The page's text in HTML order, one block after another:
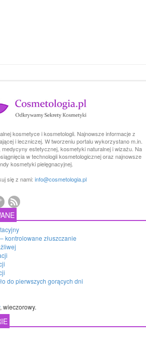
kosmetyce i kosmetologii. Najnowsze informacje z
i leczniczej. W tworzeniu portalu wykorzystano m.in.
estetycznej, kosmetyki naturalnej i wizażu. Na
w technologii kosmetologicznej oraz najnowsze
kosmetyki pielęgnacyjnej.
się z nami: info@cosmetologia.pl
kontrolowane złuszczanie
do pierwszych gorących dni
, wieczorowy.